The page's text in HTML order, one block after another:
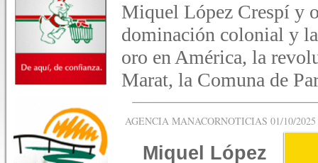
Miquel López Crespí y
dominación colonial y
oro en América, la
Marat, la Comuna de
AGENCIA MANACORNOTICIAS 01/10/
Miquel López